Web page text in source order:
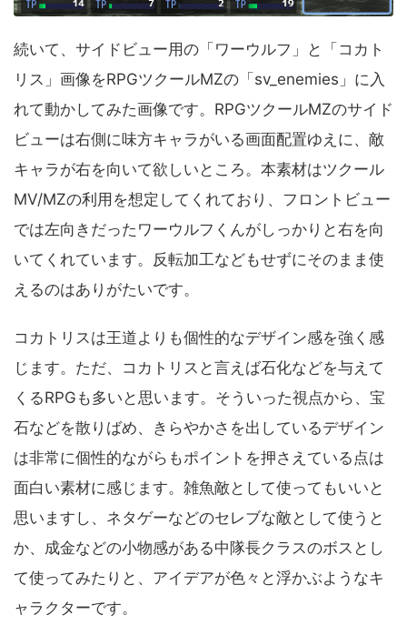
続いて、サイドビュー用の「ワーウルフ」と「コカト
リス」画像をRPGツクールMZの「sv_enemies」に入
れて動かしてみた画像です。RPGツクールMZのサイド
ビューは右側に味方キャラがいる画面配置ゆえに、敵
キャラが右を向いて欲しいところ。本素材はツクール
MV/MZの利用を想定してくれており、フロントビュー
では左向きだったワーウルフくんがしっかりと右を向
いてくれています。反転加工などもせずにそのまま使
えるのはありがたいです。
コカトリスは王道よりも個性的なデザイン感を強く感
じます。ただ、コカトリスと言えば石化などを与えて
くるRPGも多いと思います。そういった視点から、宝
石などを散りばめ、きらやかさを出しているデザイン
は非常に個性的ながらもポイントを押さえている点は
面白い素材に感じます。雑魚敵として使ってもいいと
思いますし、ネタゲーなどのセレブな敵として使うと
か、成金などの小物感がある中隊長クラスのボスとし
て使ってみたりと、アイデアが色々と浮かぶようなキ
ャラクターです。